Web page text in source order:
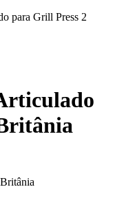
para Grill Press 2